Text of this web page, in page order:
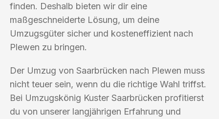
finden. Deshalb bieten wir dir eine
maßgeschneiderte Lösung, um deine
Umzugsgüter sicher und kosteneffizient nach
Plewen zu bringen.
Der Umzug von Saarbrücken nach Plewen muss
nicht teuer sein, wenn du die richtige Wahl triffst.
Bei Umzugskönig Kuster Saarbrücken profitierst
du von unserer langjährigen Erfahrung und